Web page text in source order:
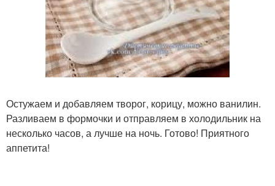
Остужаем и добавляем творог, корицу, можно ванилин.
Разливаем в формочки и отправляем в холодильник на
несколько часов, а лучше на ночь. Готово! Приятного
аппетита!